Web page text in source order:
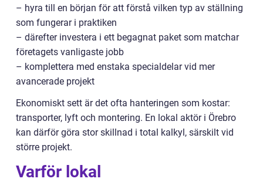
– hyra till en början för att förstå vilken typ av ställning
som fungerar i praktiken
– därefter investera i ett begagnat paket som matchar
företagets vanligaste jobb
– komplettera med enstaka specialdelar vid mer
avancerade projekt
Ekonomiskt sett är det ofta hanteringen som kostar:
transporter, lyft och montering. En lokal aktör i Örebro
kan därför göra stor skillnad i total kalkyl, särskilt vid
större projekt.
Varför lokal